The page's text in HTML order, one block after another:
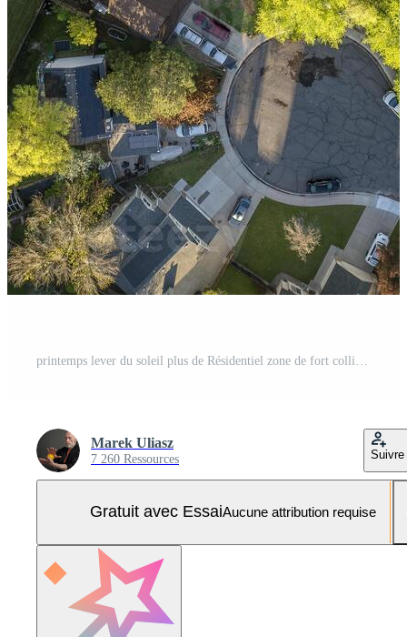
Marek Uliasz
7 260 Ressources Suivre
Gratuit avec EssaiAucune attribution requise